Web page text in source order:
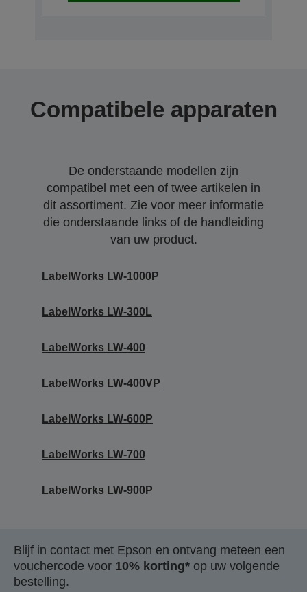
Compatibele apparaten
De onderstaande modellen zijn
compatibel met een of twee artikelen in
dit assortiment. Zie voor meer informatie
die onderstaande links of de handleiding
van uw product.
LabelWorks LW-1000P
LabelWorks LW-300L
LabelWorks LW-400
LabelWorks LW-400VP
LabelWorks LW-600P
LabelWorks LW-700
LabelWorks LW-900P
Blijf in contact met Epson en ontvang meteen een
vouchercode voor 10% korting* op uw volgende
bestelling.